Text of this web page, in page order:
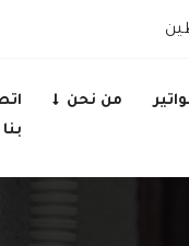
من نحن
بنا